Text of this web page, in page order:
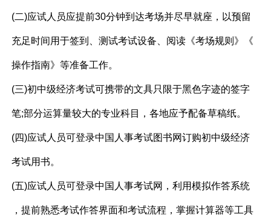
(二)应试人员应提前30分钟到达考场并尽早就座，以预留
充足时间用于签到、测试考试设备、阅读《考场规则》《
操作指南》等准备工作。
(三)初中级经济考试可携带的文具只限于黑色字迹的签字
笔;部分运算量较大的专业科目，各地应予配备草稿纸。
(四)应试人员可登录中国人事考试图书网订购初中级经济
考试用书。
(五)应试人员可登录中国人事考试网，利用模拟作答系统
，提前熟悉考试作答界面和考试流程，掌握计算器等工具